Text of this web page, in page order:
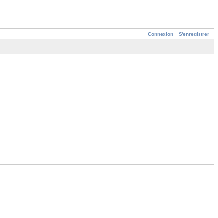
Connexion S'enregistrer